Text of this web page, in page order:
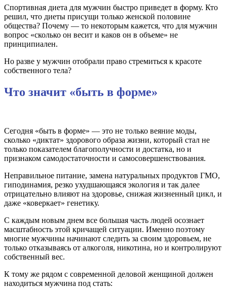
Спортивная диета для мужчин быстро приведет в форму. Кто
решил, что диеты присущи только женской половине
общества? Почему — то некоторым кажется, что для мужчин
вопрос «сколько он весит и каков он в объеме» не
принципиален.
Но разве у мужчин отобрали право стремиться к красоте
собственного тела?
Что значит «быть в форме»
Сегодня «быть в форме» — это не только веяние моды,
сколько «диктат» здорового образа жизни, который стал не
только показателем благополучности и достатка, но и
признаком самодостаточности и самосовершенствования.
Неправильное питание, замена натуральных продуктов ГМО,
гиподинамия, резко ухудшающаяся экология и так далее
отрицательно влияют на здоровье, снижая жизненный цикл, и
даже «коверкает» генетику.
С каждым новым днем все большая часть людей осознает
масштабность этой кричащей ситуации. Именно поэтому
многие мужчины начинают следить за своим здоровьем, не
только отказываясь от алкоголя, никотина, но и контролируют
собственный вес.
К тому же рядом с современной деловой женщиной должен
находиться мужчина под стать: